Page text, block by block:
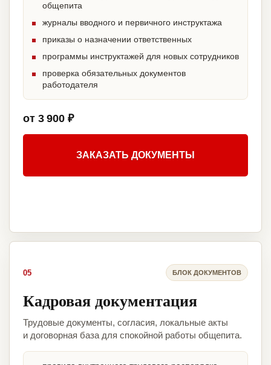
общепита
журналы вводного и первичного инструктажа
приказы о назначении ответственных
программы инструктажей для новых сотрудников
проверка обязательных документов
работодателя
от 3 900 ₽
ЗАКАЗАТЬ ДОКУМЕНТЫ
05 БЛОК ДОКУМЕНТОВ
Кадровая документация
Трудовые документы, согласия, локальные акты
и договорная база для спокойной работы общепита.